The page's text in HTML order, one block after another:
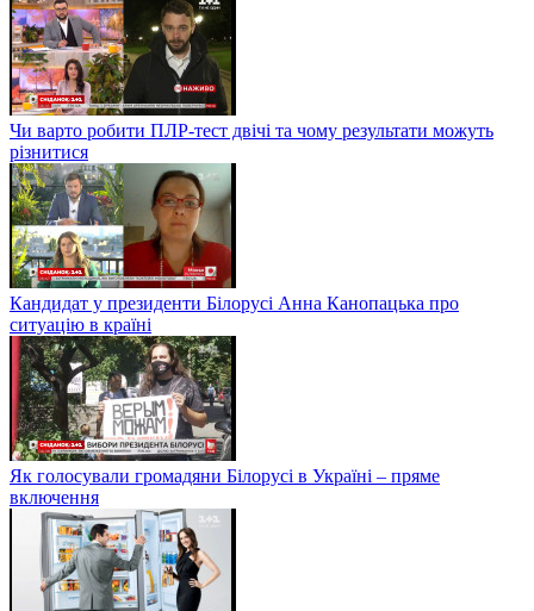
Чи варто робити ПЛР-тест двічі та чому результати можуть
різнитися
Кандидат у президенти Білорусі Анна Канопацька про
ситуацію в країні
Як голосували громадяни Білорусі в Україні – пряме
включення